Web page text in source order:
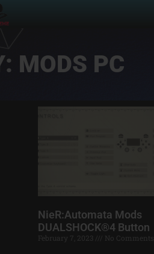
MODS PC
NieR:Automata Mods
DUALSHOCK®4 Button
February 7, 2023 No Comments